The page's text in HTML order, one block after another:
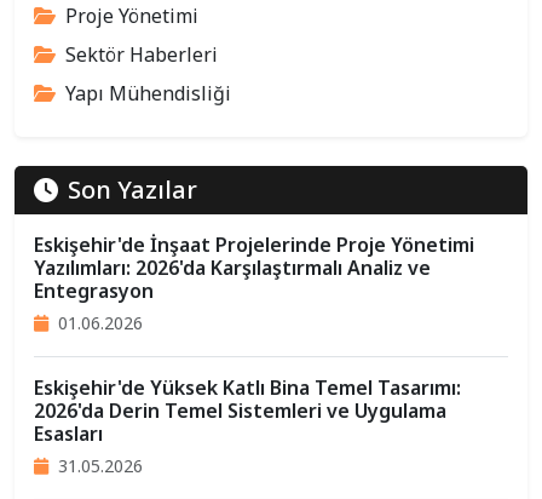
Proje Yönetimi
Sektör Haberleri
Yapı Mühendisliği
Son Yazılar
Eskişehir'de İnşaat Projelerinde Proje Yönetimi
Yazılımları: 2026'da Karşılaştırmalı Analiz ve
Entegrasyon
01.06.2026
Eskişehir'de Yüksek Katlı Bina Temel Tasarımı:
2026'da Derin Temel Sistemleri ve Uygulama
Esasları
31.05.2026